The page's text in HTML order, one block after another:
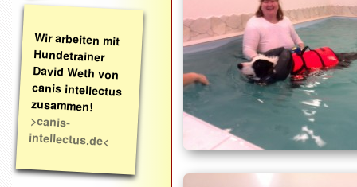
Wir arbeiten mit
Hundetrainer
David Weth von
canis intellectus
zusammen!
>canis-
intellectus.de<